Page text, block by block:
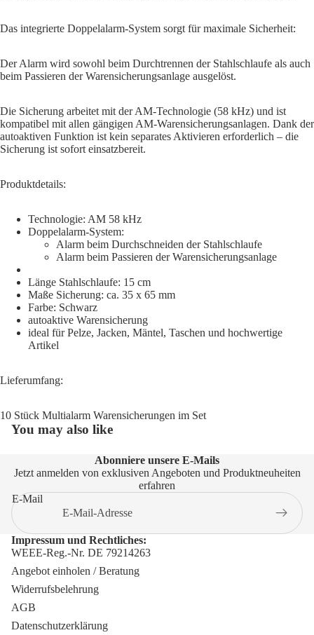
Das integrierte Doppelalarm-System sorgt für maximale Sicherheit:
Der Alarm wird sowohl beim Durchtrennen der Stahlschlaufe als auch
beim Passieren der Warensicherungsanlage ausgelöst.
Die Sicherung arbeitet mit der AM-Technologie (58 kHz) und ist
kompatibel mit allen gängigen AM-Warensicherungsanlagen. Dank der
autoaktiven Funktion ist kein separates Aktivieren erforderlich – die
Sicherung ist sofort einsatzbereit.
Produktdetails:
Technologie: AM 58 kHz
Doppelalarm-System:
Alarm beim Durchschneiden der Stahlschlaufe
Alarm beim Passieren der Warensicherungsanlage
Länge Stahlschlaufe: 15 cm
Maße Sicherung: ca. 35 x 65 mm
Farbe: Schwarz
autoaktive Warensicherung
ideal für Pelze, Jacken, Mäntel, Taschen und hochwertige
Artikel
Lieferumfang:
10 Stück Multialarm Warensicherungen im Set
You may also like
Abonniere unsere E-Mails
Jetzt anmelden von exklusiven Angeboten und Produktneuheiten
erfahren
E-Mail
Impressum und Rechtliches:
WEEE-Reg.-Nr. DE 79214263
Angebot einholen / Beratung
Widerrufsbelehrung
AGB
Datenschutzerklärung